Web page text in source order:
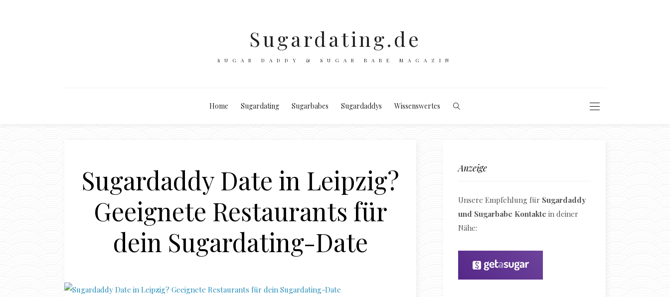
Sugardating.de
SUGAR DADDY & SUGAR BABE MAGAZIN
Home Sugardating Sugarbabes Sugardaddys Wissenswertes
Sugardaddy Date in Leipzig?
Geeignete Restaurants für
dein Sugardating-Date
Anzeige
Unsere Empfehlung für Sugardaddy
und Sugarbabe Kontakte in deiner
Nähe: